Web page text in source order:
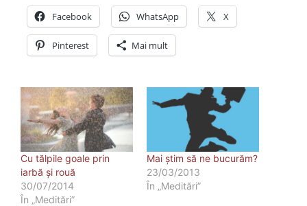
Facebook WhatsApp X
Pinterest Mai mult
Cu tălpile goale prin
iarbă şi rouă
30/07/2014
În „Meditări”
Mai ştim să ne bucurăm?
23/03/2013
În „Meditări”